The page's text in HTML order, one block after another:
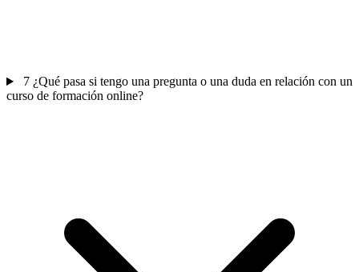
7 ¿Qué pasa si tengo una pregunta o una duda en relación con un
curso de formación online?